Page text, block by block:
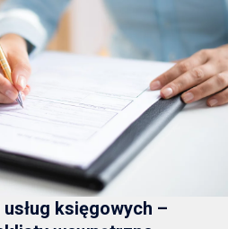
księgowych –